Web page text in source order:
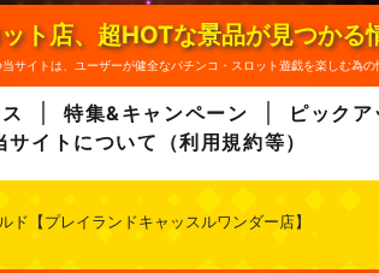
ト店、超HOTな景品が見つかる
サイトは、ユーザーが健全なパチンコ・スロット遊戯を楽しむ為の
特集&キャンペーン ピック
サイトについて（利用規約等）
ド【プレイランドキャッスルワンダー店】